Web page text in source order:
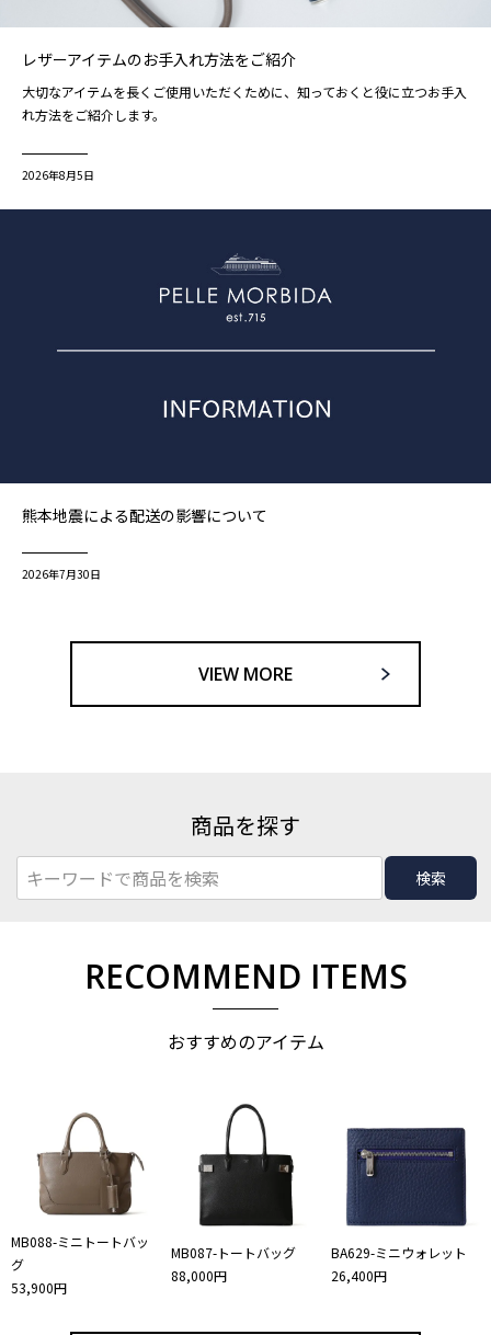
レザーアイテムのお手入れ方法をご紹介
大切なアイテムを長くご使用いただくために、知っておくと役に立つお手入
れ方法をご紹介します。
2026年8月5日
熊本地震による配送の影響について
2026年7月30日
VIEW MORE
商品を探す
検索
RECOMMEND ITEMS
おすすめのアイテム
MB088-ミニトートバッ
グ
53,900円
MB087-トートバッグ
88,000円
BA629-ミニウォレット
26,400円